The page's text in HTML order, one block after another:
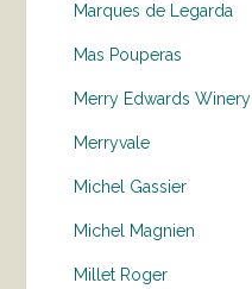
Marques de Legarda
Mas Pouperas
Merry Edwards Winery
Merryvale
Michel Gassier
Michel Magnien
Millet Roger